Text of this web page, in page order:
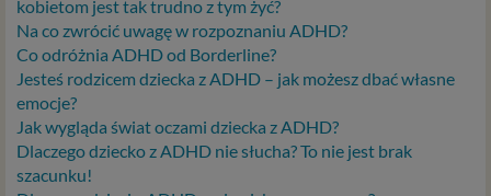
kobietom jest tak trudno z tym żyć?
Na co zwrócić uwagę w rozpoznaniu ADHD?
Co odróżnia ADHD od Borderline?
Jesteś rodzicem dziecka z ADHD – jak możesz dbać własne
emocje?
Jak wygląda świat oczami dziecka z ADHD?
Dlaczego dziecko z ADHD nie słucha? To nie jest brak
szacunku!
danych oraz uchylenia dyrektywy 95/46/WE (określane
popularnie jako „RODO”). RODO obowiązywać będzie w
identycznym zakresie we wszystkich krajach Unii
Europejskiej, a więc także w Polsce i wprowadza szereg
zmian w zasadach regulujących przetwarzanie danych
osobowych, które będą miały wpływ na wiele dziedzin
życia, w tym na korzystanie z usług internetowych, takich